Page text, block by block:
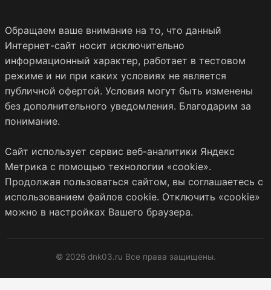
Обращаем ваше внимание на то, что данный
Интернет-сайт носит исключительно
информационный характер, работает в тестовом
режиме и ни при каких условиях не является
публичной офертой. Условия могут быть изменены
без дополнительного уведомления. Благодарим за
понимание.
Сайт использует сервис веб-аналитики Яндекс
Метрика с помощью технологии «cookie».
Продолжая пользоваться сайтом, вы соглашаетесь с
использованием файлов cookie. Отключить «cookie»
можно в настройках Вашего браузера.
© 2026 dnk03.ru Все права защищены.